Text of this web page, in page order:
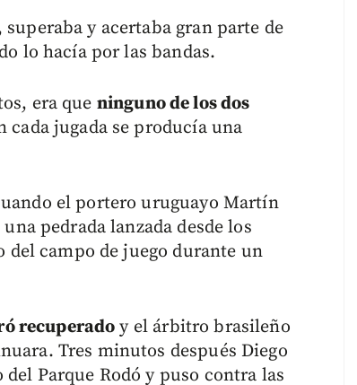
superaba y acertaba gran parte de
lo hacía por las bandas.
era que ninguno de los dos
cada jugada se producía una
el portero uruguayo Martín
una pedrada lanzada desde los
del campo de juego durante un
recuperado y el árbitro brasileño
Tres minutos después Diego
Parque Rodó y puso contra las